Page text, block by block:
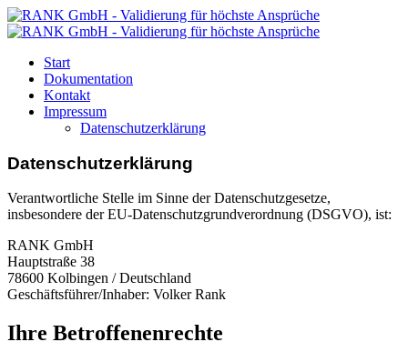
Start
Dokumentation
Kontakt
Impressum
Datenschutzerklärung
Datenschutzerklärung
Verantwortliche Stelle im Sinne der Datenschutzgesetze,
insbesondere der EU-Datenschutzgrundverordnung (DSGVO), ist:
RANK GmbH
Hauptstraße 38
78600 Kolbingen / Deutschland
Geschäftsführer/Inhaber: Volker Rank
Ihre Betroffenenrechte